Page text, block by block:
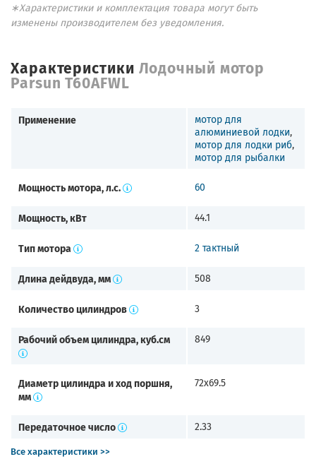
∗Характеристики и комплектация товара могут быть
изменены производителем без уведомления.
Характеристики Лодочный мотор
Parsun T60AFWL
Применение
мотор для
алюминиевой лодки,
мотор для лодки риб,
мотор для рыбалки
Мощность мотора, л.с. 60
Мощность, кВт 44.1
Тип мотора 2 тактный
Длина дейдвуда, мм 508
Количество цилиндров 3
Рабочий объем цилиндра, куб.см 849
Диаметр цилиндра и ход поршня,
мм
72х69.5
Передаточное число
2.33
Все характеристики >>